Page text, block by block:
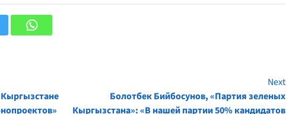
Next
Болотбек Бийбосунов, «Партия зеленых
Кыргызстана»: «В нашей партии 50% кандидатов